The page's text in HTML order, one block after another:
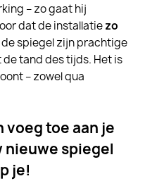
– zo gaat hij
dat de installatiezo
de spiegel zijn prachtige
tand des tijds. Het is
– zowel qua
voeg toe aan je
nieuwe spiegel
je!